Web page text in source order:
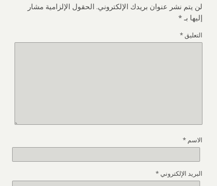
لن يتم نشر عنوان بريدك الإلكتروني. الحقول الإلزامية مشار
إليها بـ *
التعليق*
الاسم *
البريد الإلكتروني *